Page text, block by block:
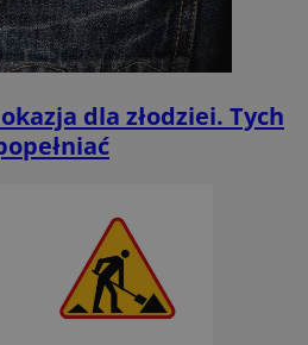
dla złodziei. Tych